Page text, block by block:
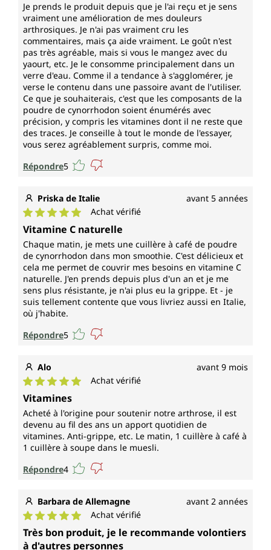
Je prends le produit depuis que je l'ai reçu et je sens
vraiment une amélioration de mes douleurs
arthrosiques. Je n'ai pas vraiment cru les
commentaires, mais ça aide vraiment. Le goût n'est
pas très agréable, mais si vous le mangez avec du
yaourt, etc. Je le consomme principalement dans un
verre d'eau. Comme il a tendance à s'agglomérer, je
verse le contenu dans une passoire avant de l'utiliser.
Ce que je souhaiterais, c'est que les composants de la
poudre de cynorrhodon soient énumérés avec
précision, y compris les vitamines dont il ne reste que
des traces. Je conseille à tout le monde de l'essayer,
vous serez agréablement surpris, comme moi.
Répondre5
Priska de Italie avant 5 années
Note moyenne de 5 sur 5 étoiles
Achat vérifié
Vitamine C naturelle
Chaque matin, je mets une cuillère à café de poudre
de cynorrhodon dans mon smoothie. C'est délicieux et
cela me permet de couvrir mes besoins en vitamine C
naturelle. J'en prends depuis plus d'un an et je me
sens plus résistante, je n'ai plus eu la grippe. Et - je
suis tellement contente que vous livriez aussi en Italie,
où j'habite.
Répondre5
Alo avant 9 mois
Note moyenne de 5 sur 5 étoiles
Achat vérifié
Vitamines
Acheté à l'origine pour soutenir notre arthrose, il est
devenu au fil des ans un apport quotidien de
vitamines. Anti-grippe, etc. Le matin, 1 cuillère à café à
1 cuillère à soupe dans le muesli.
Répondre4
Barbara de Allemagne avant 2 années
Note moyenne de 5 sur 5 étoiles
Achat vérifié
Très bon produit, je le recommande volontiers
à d'autres personnes